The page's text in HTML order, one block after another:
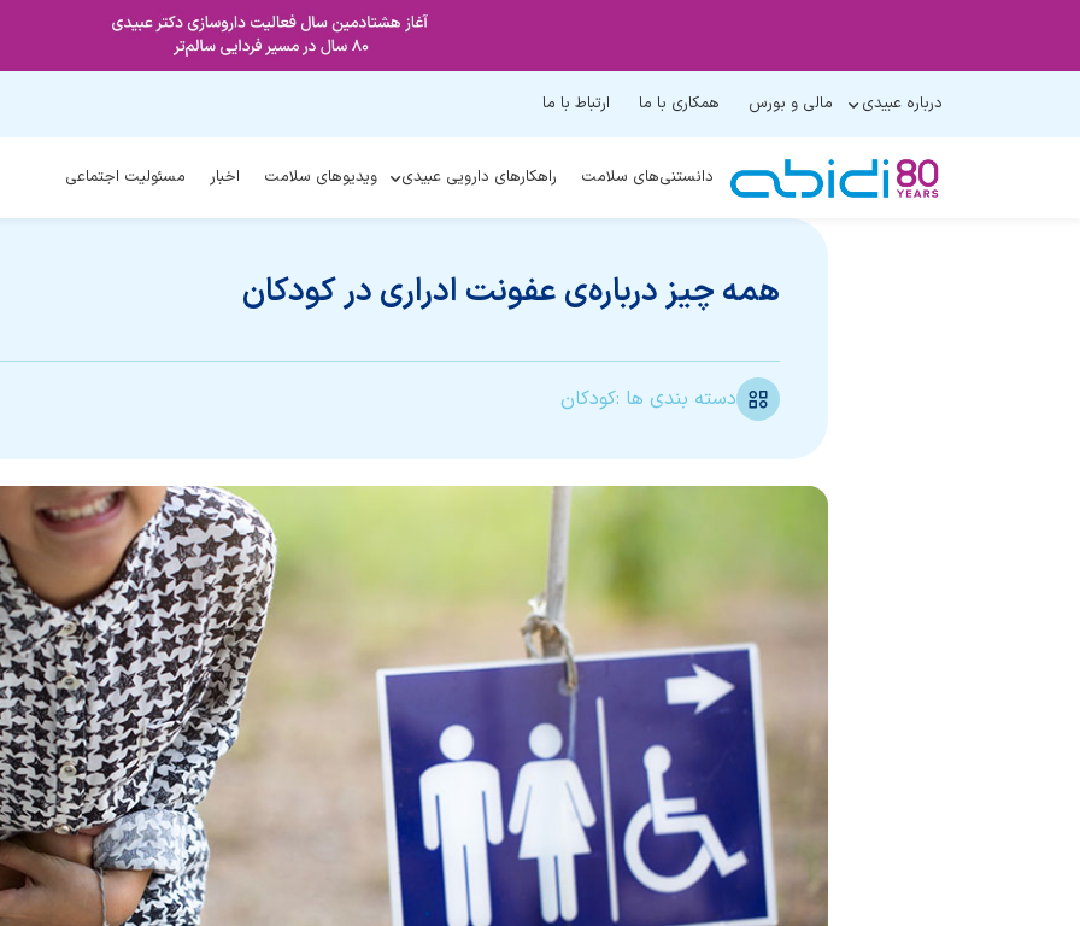
درباره عبیدی مالی و بورس همکاری با ما ارتباط با ما
دانستنی‌های سلامت راهکارهای دارویی عبیدی ویدیوهای سلامت اخبار مسئولیت اجتماعی
همه چیز درباره‌ی عفونت ادراری در کودکان
دسته بندی ها :کودکان